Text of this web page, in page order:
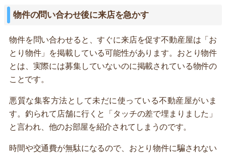
物件の問い合わせ後に来店を急かす
物件を問い合わせると、すぐに来店を促す不動産屋は「お
とり物件」を掲載している可能性があります。おとり物件
とは、実際には募集していないのに掲載されている物件の
ことです。
悪質な集客方法として未だに使っている不動産屋がいま
す。釣られて店舗に行くと「タッチの差で埋まりました」
と言われ、他のお部屋を紹介されてしまうのです。
時間や交通費が無駄になるので、おとり物件に騙されない